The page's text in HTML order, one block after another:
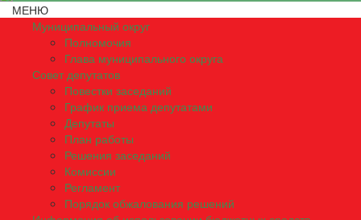
МЕНЮ
Муниципальный округ
Полномочия
Глава муниципального округа
Совет депутатов
Повестки заседаний
График приема депутатами
Депутаты
План работы
Решения заседаний
Комиссии
Регламент
Порядок обжалования решений